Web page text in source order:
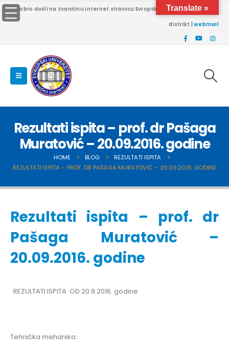
Dobro došli na zvaničnu internet stranicu Evropskog univerziteta Brčko
distrikt |webmail
Rezultati ispita – prof. dr Pašaga
Muratović – 20.09.2016. godine
HOME BLOG
REZULTATI ISPITA
REZULTATI ISPITA – PROF. DR PAŠAGA MURATOVIĆ – 20.09.2016. GODINE
Rezultati ispita – prof. dr
Pašaga Muratović –
20.09.2016. godine
REZULTATI ISPITA OD 20.9.2016. godine
Tehnička mehanika:
Translate »